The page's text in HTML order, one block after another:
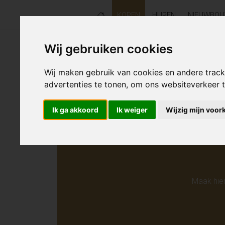
Wij gebruiken cookies
Wij maken gebruik van cookies en andere
advertenties te tonen, om ons websiteverkeer
Ik ga akkoord Ik weiger Wijzig mijn
KOPEN HUREN
Helaas
Maak